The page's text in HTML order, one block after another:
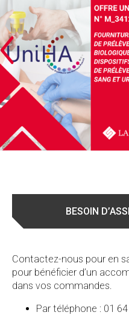
BESOIN
Contactez-nous pour en
pour bénéficier d’un
dans vos commandes.
Par téléphone : 01